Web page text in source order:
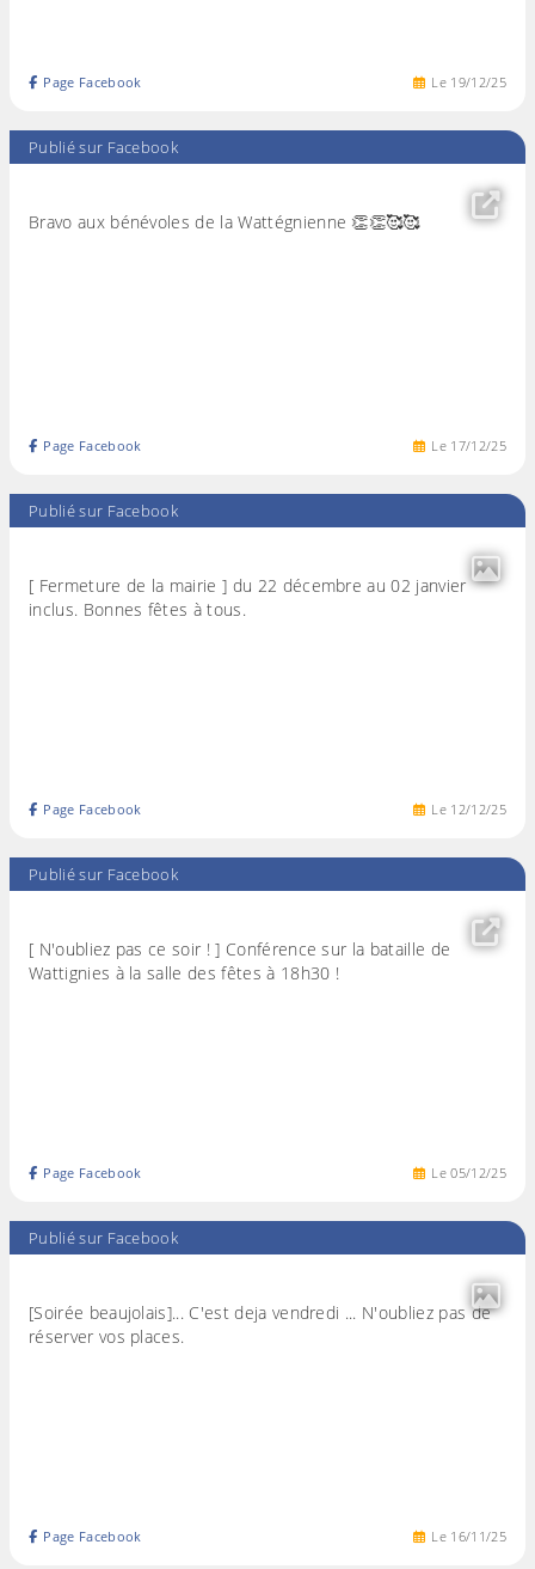
Le 19/12/25
Page Facebook
Publié sur Facebook
Bravo aux bénévoles de la Wattégnienne 👏👏🥰🥰
Le 17/12/25
Page Facebook
Publié sur Facebook
[ Fermeture de la mairie ] du 22 décembre au 02 janvier
inclus. Bonnes fêtes à tous.
Le 12/12/25
Page Facebook
Publié sur Facebook
[ N'oubliez pas ce soir ! ] Conférence sur la bataille de
Wattignies à la salle des fêtes à 18h30 !
Le05/12/25
Page Facebook
Publié sur Facebook
[Soirée beaujolais]... C'est deja vendredi ... N'oubliez pas de
réserver vos places.
Le 16/11/25
Page Facebook